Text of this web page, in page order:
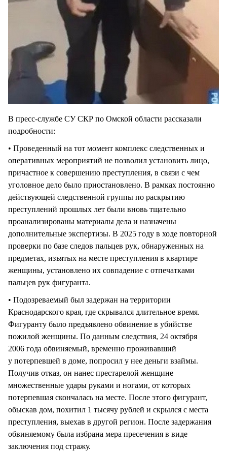
В пресс-службе СУ СКР по Омской области рассказали
подробности:
• Проведенный на тот момент комплекс следственных и
оперативных мероприятий не позволил установить лицо,
причастное к совершению преступления, в связи с чем
уголовное дело было приостановлено. В рамках постоянно
действующей следственной группы по раскрытию
преступлений прошлых лет были вновь тщательно
проанализированы материалы дела и назначены
дополнительные экспертизы. В 2025 году в ходе повторной
проверки по базе следов пальцев рук, обнаруженных на
предметах, изъятых на месте преступления в квартире
женщины, установлено их совпадение с отпечатками
пальцев рук фигуранта.
• Подозреваемый был задержан на территории
Краснодарского края, где скрывался длительное время.
Фигуранту было предъявлено обвинение в убийстве
пожилой женщины. По данным следствия, 24 октября
2006 года обвиняемый, временно проживавший
у потерпевшей в доме, попросил у нее деньги взаймы.
Получив отказ, он нанес престарелой женщине
множественные удары руками и ногами, от которых
потерпевшая скончалась на месте. После этого фигурант,
обыскав дом, похитил 1 тысячу рублей и скрылся с места
преступления, выехав в другой регион. После задержания
обвиняемому была избрана мера пресечения в виде
заключения под стражу.